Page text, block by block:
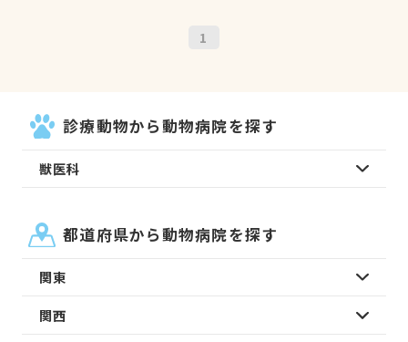
1
診療動物から動物病院を探す
獣医科
都道府県から動物病院を探す
関東
関西